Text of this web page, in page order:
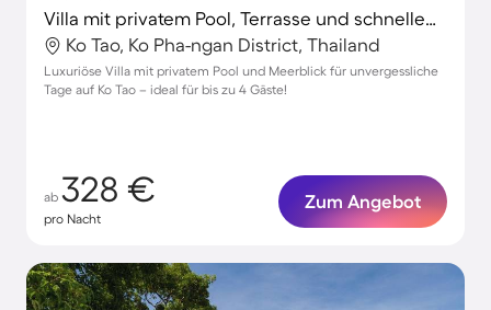
Villa mit privatem Pool, Terrasse und schnellem Internet | Meerblick | Ideal für Homeoffice
Ko Tao, Ko Pha-ngan District, Thailand
Luxuriöse Villa mit privatem Pool und Meerblick für unvergessliche
Tage auf Ko Tao – ideal für bis zu 4 Gäste!
ab 328 €
pro Nacht
Zum Angebot